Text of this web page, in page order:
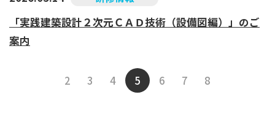
「実践建築設計２次元ＣＡＤ技術（設備図編）」のご
案内
2 3 4 5 6 7 8